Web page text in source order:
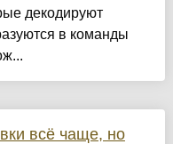
декодируют
в команды
всё чаще, но